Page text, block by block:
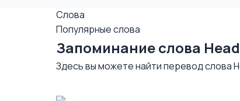
Слова
Популярные слова
Запоминание слова
Здесь вы можете найти перевод слова